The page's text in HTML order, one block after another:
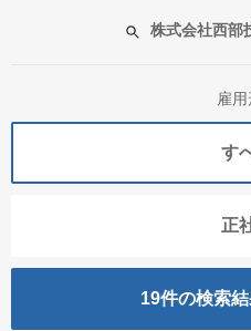
株式会社西部
雇
す
正
19件の検索